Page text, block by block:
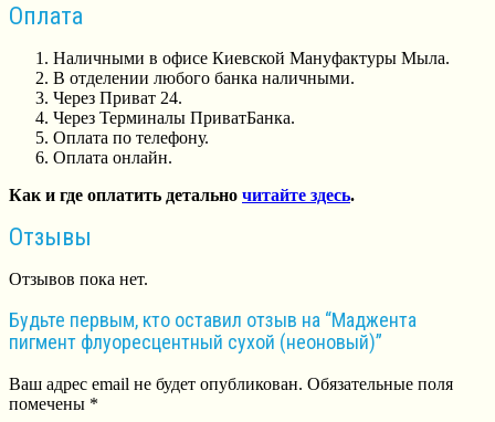
Оплата
Наличными в офисе Киевской Мануфактуры Мыла.
В отделении любого банка наличными.
Через Приват 24.
Через Терминалы ПриватБанка.
Оплата по телефону.
Оплата онлайн.
Как и где оплатить детально читайте здесь.
Отзывы
Отзывов пока нет.
Будьте первым, кто оставил отзыв на “Маджента
пигмент флуоресцентный сухой (неоновый)”
Ваш адрес email не будет опубликован. Обязательные поля
помечены *